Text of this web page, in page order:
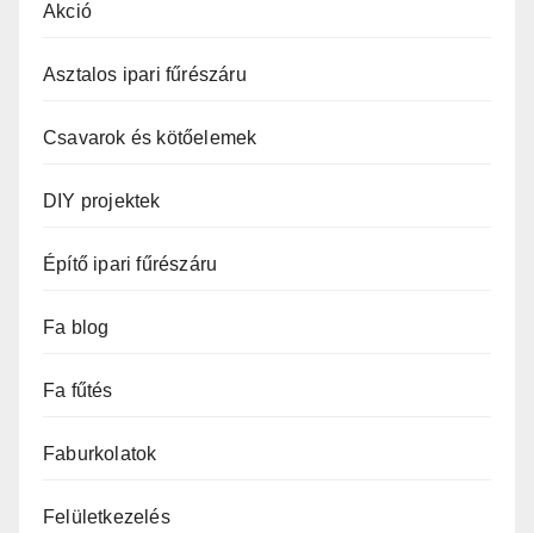
Akció
Asztalos ipari fűrészáru
Csavarok és kötőelemek
DIY projektek
Építő ipari fűrészáru
Fa blog
Fa fűtés
Faburkolatok
Felületkezelés